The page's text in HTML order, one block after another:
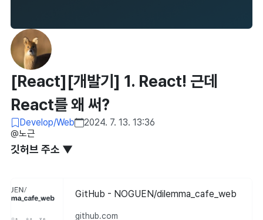
[React][개발기] 1. React! 근데
React를 왜 써?
Develop/Web
2024. 7. 13. 13:36
@노근
깃허브 주소 ▼
GitHub - NOGUEN/dilemma_cafe_web
github.com